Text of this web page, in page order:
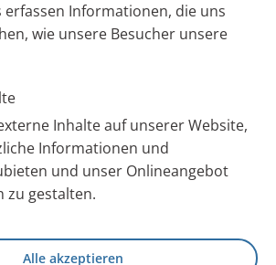
erfassen Informationen, die uns
wie unsere Besucher unsere
Inhalte auf unserer Website,
Informationen und
und unser Onlineangebot
zu gestalten.
Alle akzeptieren
meine
Denn nur konsequente Therapie
Symptome zu verbessern. Im
konkrete Tipps für die
der chronischen